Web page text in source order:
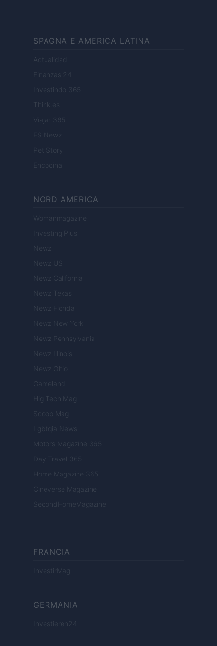
SPAGNA E AMERICA LATINA
Actualidad
Finanzas 24
Investindo 365
Think.es
Viajar 365
ES Newz
Pet Story
Encocina
NORD AMERICA
Womanmagazine
Investing Plus
Newz
Newz US
Newz California
Newz Texas
Newz Florida
Newz New York
Newz Pennsylvania
Newz Illinois
Newz Ohio
Gameland
Hig Tech Mag
Scoop Mag
Lgbtqia News
Motors Magazine 365
Day Travel 365
Home Magazine 365
Cineverse Magazine
SecondHomeMagazine
FRANCIA
InvestirMag
GERMANIA
Investieren24